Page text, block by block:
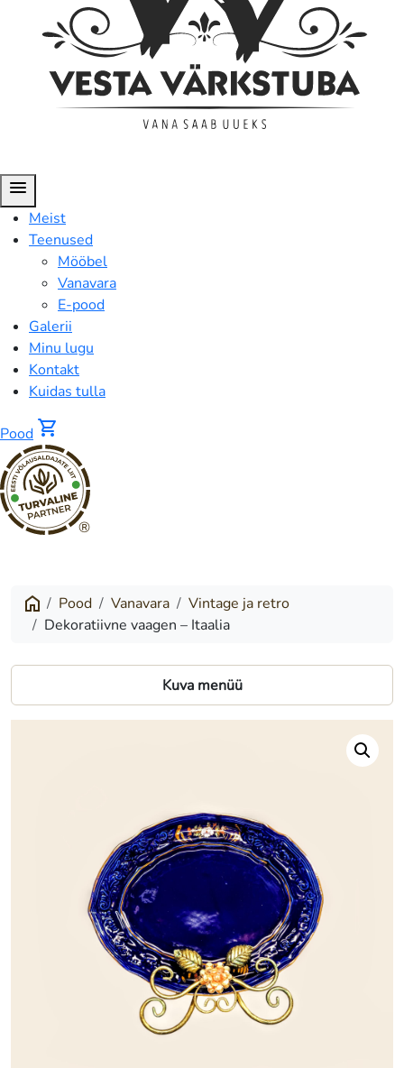
menu
Meist
Teenused
Mööbel
Vanavara
E-pood
Galerii
Minu lugu
Kontakt
Kuidas tulla
Pood shopping_cart
®
Itaalia
Pood Vanavara
Vintage ja retro
Dekoratiivne vaagen – Itaalia
Kuva menüü